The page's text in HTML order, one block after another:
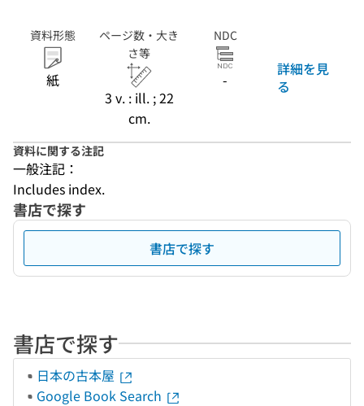
資料形態
紙
ページ数・大き
さ等
3 v. : ill. ; 22
cm.
NDC
-
詳細を見
る
資料に関する注記
一般注記：
Includes index.
書店で探す
書店で探す
書店で探す
日本の古本屋
Google Book Search